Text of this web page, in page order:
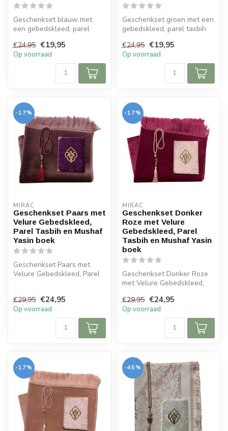
Geschenkset blauw met
een gebedskleed, parel
Mushaf/Yasin ...
€24,95 €19,95
Op voorraad
Geschenkset groen met een
gebedskleed, parel tasbih
Mushaf/Yasin ...
€24,95 €19,95
Op voorraad
-17%
MIRAC
Geschenkset Paars met
Velure Gebedskleed,
Parel Tasbih en Mushaf
Yasin boek
Geschenkset Paars met
Velure Gebedskleed, Parel
G...
€29,95 €24,95
Op voorraad
-17%
MIRAC
Geschenkset Donker
Roze met Velure
Gebedskleed, Parel
Tasbih en Mushaf Yasin
boek
Geschenkset Donker Roze
met Velure Gebedskleed,
Yasin boe...
€29,95 €24,95
Op voorraad
-17% -45%